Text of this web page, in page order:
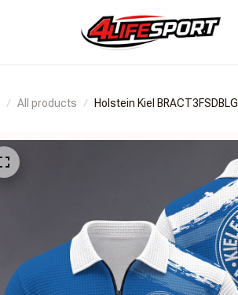
All products Holstein Kiel